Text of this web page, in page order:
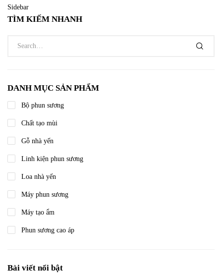
Sidebar
TÌM KIẾM NHANH
DANH MỤC SẢN PHẨM
Bộ phun sương
Chất tạo mùi
Gỗ nhà yến
Linh kiện phun sương
Loa nhà yến
Máy phun sương
Máy tạo ẩm
Phun sương cao áp
Bài viết nổi bật